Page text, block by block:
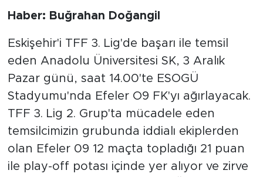
Haber: Buğrahan Doğangil
Eskişehir'i TFF 3. Lig'de başarı ile temsil
eden Anadolu Üniversitesi SK, 3 Aralık
Pazar günü, saat 14.00'te ESOGÜ
Stadyumu'nda Efeler O9 FK'yı ağırlayacak.
TFF 3. Lig 2. Grup'ta mücadele eden
temsilcimizin grubunda iddialı ekiplerden
olan Efeler 09 12 maçta topladığı 21 puan
ile play-off potası içinde yer alıyor ve zirve